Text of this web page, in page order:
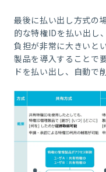
最後に払い出し方式の
的な特権IDを払い出し
負担が非常に大きいと
製品を導入することで
ドを払い出し、自動で